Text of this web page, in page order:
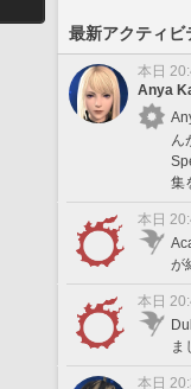
最新アクティビ
本日
Anya
ん
集
本日
が
本日
ま
本日